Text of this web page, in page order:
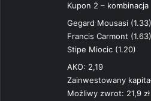
Kupon 2 – kombinacja
Gegard Mousasi (1.33)
Francis Carmont (1.63)
Stipe Miocic (1.20)
AKO: 2,19
Zainwestowany
Możliwy zwrot: 21,9 zł